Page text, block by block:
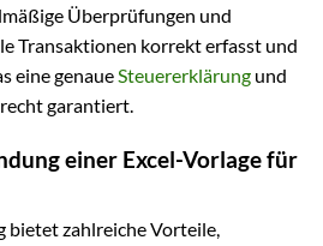
Überprüfungen und
Transaktionen korrekt erfasst und
eine genaueSteuererklärung und
garantiert.
einer Excel-Vorlage für
bietet zahlreiche Vorteile,